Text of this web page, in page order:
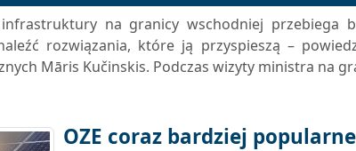
na granicy wschodniej przebiega
rozwiązania, które ją przyspieszą –
Māris Kučinskis. Podczas wizyty ministra na
OZE coraz bardziej